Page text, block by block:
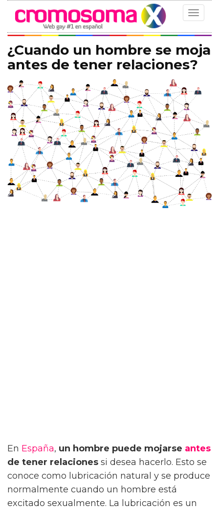
Toggle
¿Cuando un hombre se moja
antes de tener relaciones?
En España, un hombre puede mojarse antes
de tener relaciones si desea hacerlo. Esto se
conoce como lubricación natural y se produce
normalmente cuando un hombre está
excitado sexualmente. La lubricación es un